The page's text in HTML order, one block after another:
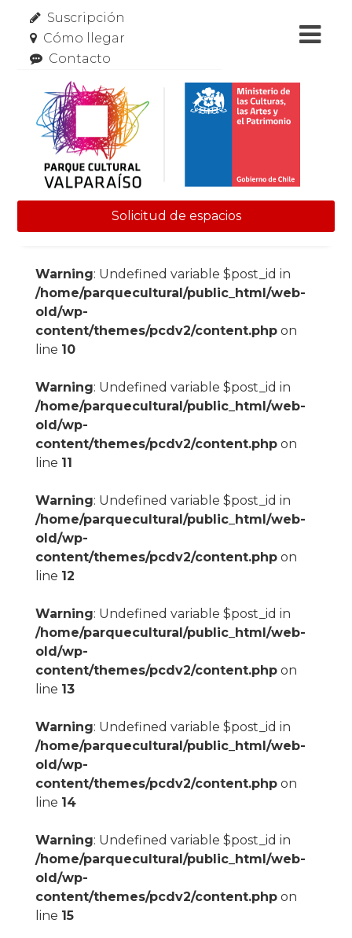
Suscripción
Cómo llegar
Contacto
Solicitud de espacios
Warning: Undefined variable $post_id in
/home/parquecultural/public_html/web-
old/wp-
content/themes/pcdv2/content.phpon
line 10
Warning: Undefined variable $post_id in
/home/parquecultural/public_html/web-
old/wp-
content/themes/pcdv2/content.phpon
line 11
Warning: Undefined variable $post_id in
/home/parquecultural/public_html/web-
old/wp-
content/themes/pcdv2/content.phpon
line 12
Warning: Undefined variable $post_id in
/home/parquecultural/public_html/web-
old/wp-
content/themes/pcdv2/content.phpon
line 13
Warning: Undefined variable $post_id in
/home/parquecultural/public_html/web-
old/wp-
content/themes/pcdv2/content.phpon
line 14
Warning: Undefined variable $post_id in
/home/parquecultural/public_html/web-
old/wp-
content/themes/pcdv2/content.phpon
line 15